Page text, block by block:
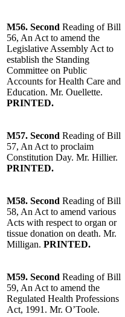
M56. Second Reading of Bill
56, An Act to amend the
Legislative Assembly Act to
establish the Standing
Committee on Public
Accounts for Health Care and
Education. Mr. Ouellette.
PRINTED.
M57. Second Reading of Bill
57, An Act to proclaim
Constitution Day. Mr. Hillier.
PRINTED.
M58. Second Reading of Bill
58, An Act to amend various
Acts with respect to organ or
tissue donation on death. Mr.
Milligan. PRINTED.
M59. Second Reading of Bill
59, An Act to amend the
Regulated Health Professions
Act, 1991. Mr. O’Toole.